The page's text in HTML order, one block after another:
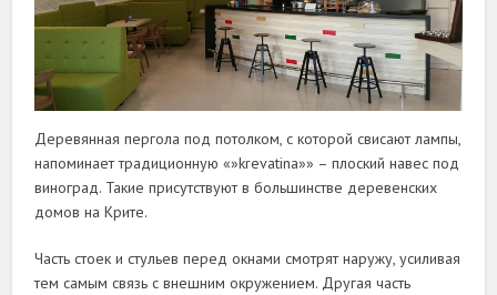
Деревянная пергола под потолком, с которой свисают лампы,
напоминает традиционную «»krevatina»» – плоский навес под
виноград. Такие присутствуют в большинстве деревенских
домов на Крите.
Часть стоек и стульев перед окнами смотрят наружу, усиливая
тем самым связь с внешним окружением. Другая часть